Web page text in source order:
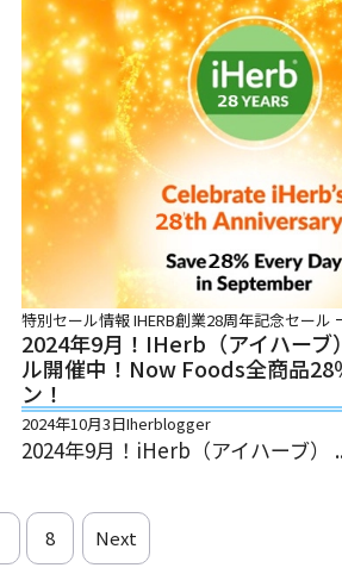
特別セール情報IHERB創業28周年記念セール
2024年9月！iHerb（アイハーブ
ル開催中！Now Foods全商品28
ン！
2024年10月3日Iherblogger
2024年9月！iHerb（アイハーブ）
8 Next